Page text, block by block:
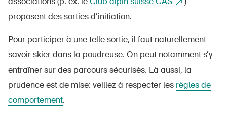
proposent des sorties d’initiation.
Pour participer à une telle sortie, il faut naturellement
savoir skier dans la poudreuse. On peut notamment s’y
entraîner sur des parcours sécurisés. Là aussi, la
prudence est de mise: veillez à respecter les règles de
comportement.